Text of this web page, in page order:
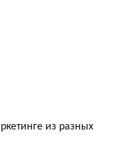
из разных